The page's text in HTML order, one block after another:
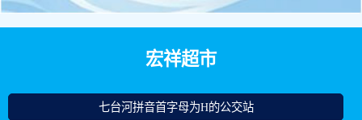
当前位置： 巴士网> 黑龙江巴士> 七台河公交
宏祥超市
七台河拼音首字母为H的公交站